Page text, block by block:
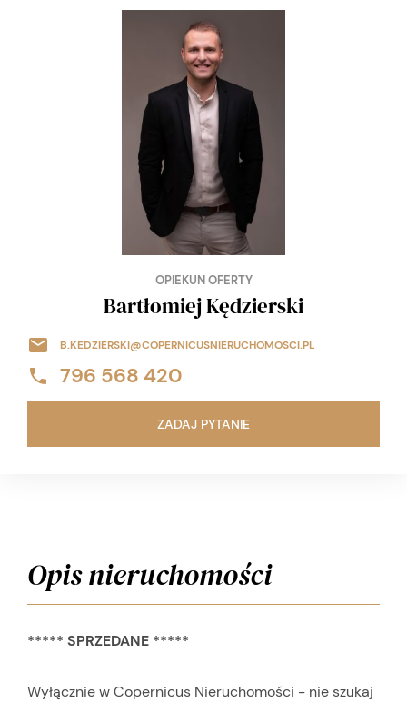
OPIEKUN OFERTY
Bartłomiej Kędzierski
B.KEDZIERSKI@COPERNICUSNIERUCHOMOSCI.PL
796 568 420
ZADAJ PYTANIE
Opis nieruchomości
***** SPRZEDANE *****
Wyłącznie w Copernicus Nieruchomości - nie szukaj